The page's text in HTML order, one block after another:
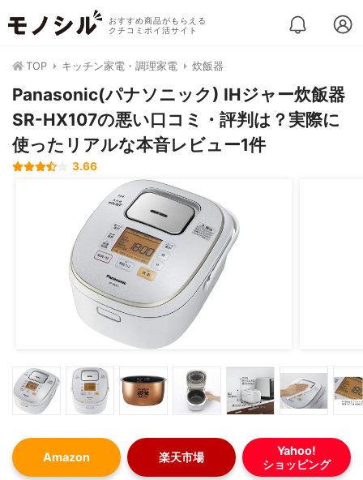
おすすめ商品がもらえる
クチコミポイ活サイト
TOP キッチン家電・調理家電 炊飯器
Panasonic(パナソニック) IHジャー炊飯器
SR-HX107の悪い口コミ・評判は？実際に
使ったリアルな本音レビュー1件
3.66
Amazon 楽天市場
Yahoo!
ショッピング